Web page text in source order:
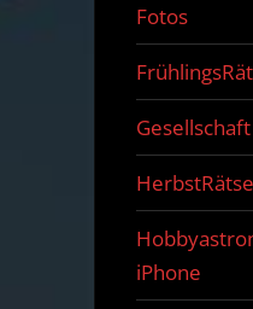
Fotos
Gesellschaft
iPhone